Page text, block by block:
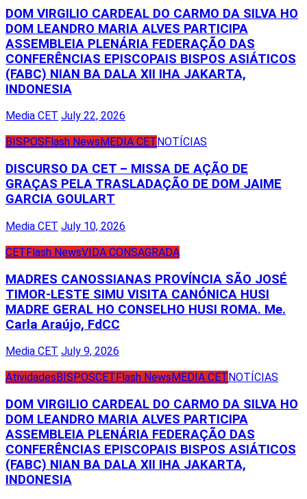
DOM VIRGILIO CARDEAL DO CARMO DA SILVA HO
DOM LEANDRO MARIA ALVES PARTICIPA
ASSEMBLEIA PLENÁRIA FEDERAÇÃO DAS
CONFERÊNCIAS EPISCOPAIS BISPOS ASIÁTICOS
(FABC) NIAN BA DALA XII IHA JAKARTA,
INDONESIA
Media CET July 22, 2026
BISPOS Flash News MEDIA CET NOTÍCIAS
DISCURSO DA CET – MISSA DE AÇÃO DE
GRAÇAS PELA TRASLADAÇÃO DE DOM JAIME
GARCIA GOULART
Media CET July 10, 2026
CETFlash NewsVIDA CONSAGRADA
MADRES CANOSSIANAS PROVÍNCIA SÃO JOSÉ
TIMOR-LESTE SIMU VISITA CANÓNICA HUSI
MADRE GERAL HO CONSELHO HUSI ROMA. Me.
Carla Araújo, FdCC
Media CET July 9, 2026
Atividades BISPOSCET Flash News MEDIA CET NOTÍCIAS
DOM VIRGILIO CARDEAL DO CARMO DA SILVA HO
DOM LEANDRO MARIA ALVES PARTICIPA
ASSEMBLEIA PLENÁRIA FEDERAÇÃO DAS
CONFERÊNCIAS EPISCOPAIS BISPOS ASIÁTICOS
(FABC) NIAN BA DALA XII IHA JAKARTA,
INDONESIA